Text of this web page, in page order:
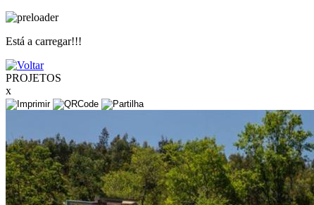
Está a carregar!!!
PROJETOS
x